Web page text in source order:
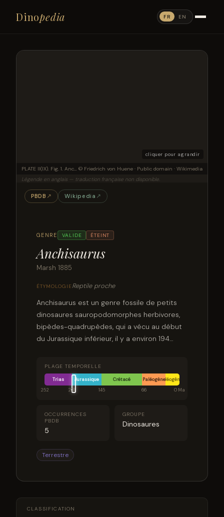
Dinopedia FR EN
GENRE VALIDE ÉTEINT
Anchisaurus
Marsh 1885
ÉTYMOLOGIEReptile proche
Anchisaurus est un genre fossile de petits
dinosaures sauropodomorphes herbivores,
bipèdes-quadrupèdes, qui a vécu au début
du Jurassique inférieur, il y a environ 194
le clade des Anchisauria et parfois dans la
famille des Anchisauridae.
PLAGE TEMPORELLE
Trias Jurassique Crétacé PaléogèneNéogène
252
201 145 66 0 Ma
OCCURRENCES
PBDB
5
GROUPE
Dinosaures
Terrestre
cliquer pour agrandir
PLATE II(IX). Fig. 1. Anchisaurus colurus MARSH. All extant specimens in approximately 1/5 nat. size. Connecticut red sandstone (Upper Triassic). Manchester, Conn., USA. MARSH's original specimen, preserved at the Yale Museum, New Haven, Conn. Scale bar: 11 cm. Skull: see Pl. I [VIII], forefoot: see Pl. III [X], scapula, hindleg, and pubis: see figures in the text. © Friedrich von Huene · Public domain · Wikimedia
Légende en anglais — traduction française non disponible.
PBDB ↗ Wikipedia ↗
CLASSIFICATION